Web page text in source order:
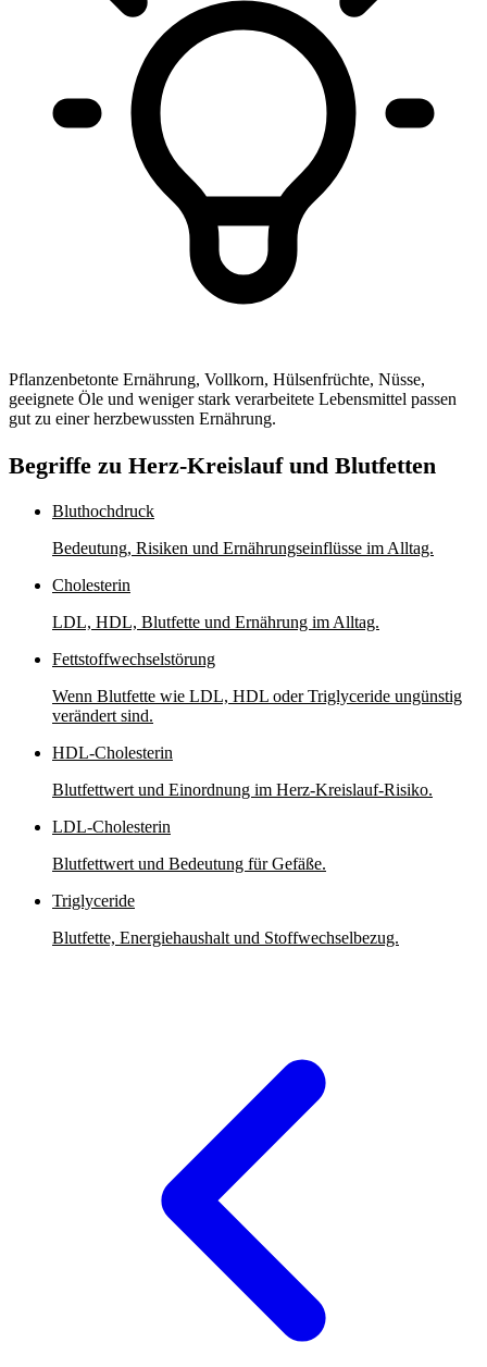
Pflanzenbetonte Ernährung, Vollkorn, Hülsenfrüchte, Nüsse,
geeignete Öle und weniger stark verarbeitete Lebensmittel passen
gut zu einer herzbewussten Ernährung.
Begriffe zu Herz-Kreislauf und Blutfetten
Bluthochdruck
Bedeutung, Risiken und Ernährungseinflüsse im Alltag.
Cholesterin
LDL, HDL, Blutfette und Ernährung im Alltag.
Fettstoffwechselstörung
Wenn Blutfette wie LDL, HDL oder Triglyceride ungünstig
verändert sind.
HDL-Cholesterin
Blutfettwert und Einordnung im Herz-Kreislauf-Risiko.
LDL-Cholesterin
Blutfettwert und Bedeutung für Gefäße.
Triglyceride
Blutfette, Energiehaushalt und Stoffwechselbezug.